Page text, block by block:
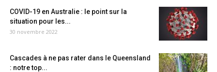
COVID-19 en Australie : le point sur la
situation pour les...
30 novembre 2022
Cascades à ne pas rater dans le Queensland
: notre top...